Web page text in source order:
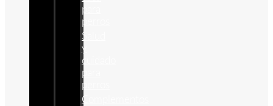
para
perros
Salud
y
cuidado
para
perros
Complementos